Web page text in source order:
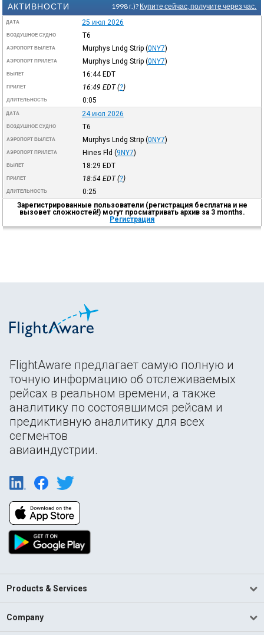
АКТИВНОСТИ
1998 г.)? Купите сейчас, получите через час.
ДАТА 25 июл 2026
ВОЗДУШНОЕ СУДНО T6
АЭРОПОРТ ВЫЛЕТА Murphys Lndg Strip (0NY7)
АЭРОПОРТ ПРИЛЕТА Murphys Lndg Strip (0NY7)
ВЫЛЕТ 16:44EDT
ПРИЛЕТ 16:49 EDT(?)
ДЛИТЕЛЬНОСТЬ 0:05
ДАТА 24 июл 2026
ВОЗДУШНОЕ СУДНО T6
АЭРОПОРТ ВЫЛЕТА Murphys Lndg Strip (0NY7)
АЭРОПОРТ ПРИЛЕТА Hines Fld (9NY7)
ВЫЛЕТ 18:29 EDT
ПРИЛЕТ 18:54 EDT(?)
ДЛИТЕЛЬНОСТЬ
0:25
Зарегистрированные пользователи (регистрация бесплатна и не
вызовет сложностей!) могут просматривать архив за 3 months.
Регистрация
FlightAware предлагает самую полную и
точную информацию об отслеживаемых
рейсах в реальном времени, а также
аналитику по состоявшимся рейсам и
предиктивную аналитику для всех
сегментов
авиаиндустрии.
Products & Services
Company